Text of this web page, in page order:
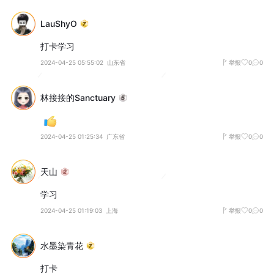
LauShyO
打卡学习
2024-04-25 05:55:02 山东省 举报 0 0
林接接的Sanctuary
2024-04-25 01:25:34 广东省 举报 0 0
天山
学习
2024-04-25 01:19:03 上海 举报 0 0
水墨染青花
打卡